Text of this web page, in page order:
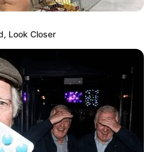
Have The Lowest Car
Look Closer